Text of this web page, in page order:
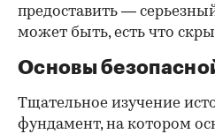
предоставить —
может быть, есть что
Основы
Тщательное изучение
фундамент, на котором